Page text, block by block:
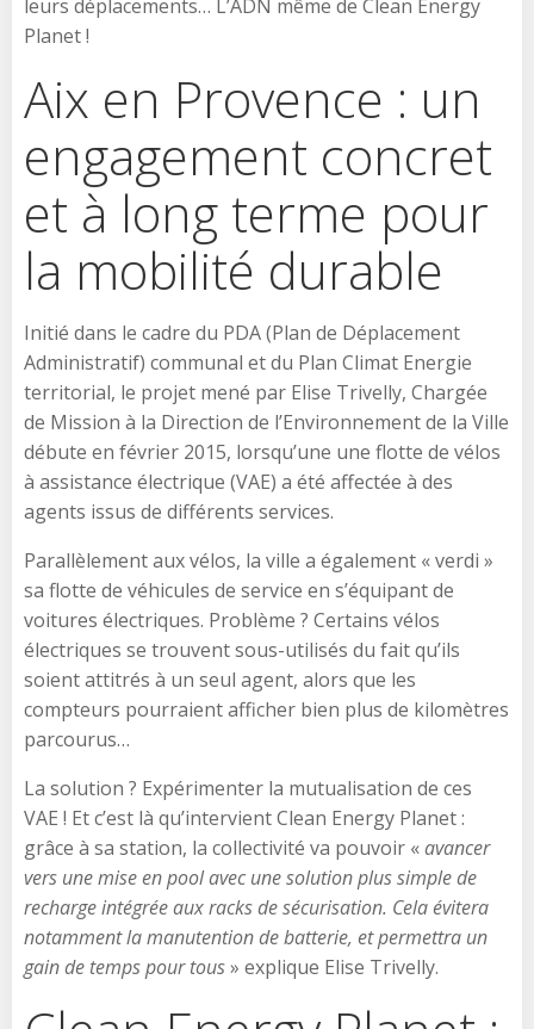
leurs déplacements… L’ADN même de Clean Energy
Planet !
Aix en Provence : un
engagement concret
et à long terme pour
la mobilité durable
Initié dans le cadre du PDA (Plan de Déplacement
Administratif) communal et du Plan Climat Energie
territorial, le projet mené par Elise Trivelly, Chargée
de Mission à la Direction de l’Environnement de la Ville
débute en février 2015, lorsqu’une une flotte de vélos
à assistance électrique (VAE) a été affectée à des
agents issus de différents services.
Parallèlement aux vélos, la ville a également « verdi »
sa flotte de véhicules de service en s’équipant de
voitures électriques. Problème ? Certains vélos
électriques se trouvent sous-utilisés du fait qu’ils
soient attitrés à un seul agent, alors que les
compteurs pourraient afficher bien plus de kilomètres
parcourus…
La solution ? Expérimenter la mutualisation de ces
VAE ! Et c’est là qu’intervient Clean Energy Planet :
grâce à sa station, la collectivité va pouvoir «avancer
vers une mise en pool avec une solution plus simple de
recharge intégrée aux racks de sécurisation. Cela évitera
notamment la manutention de batterie, et permettra un
gain de temps pour tous» explique Elise Trivelly.